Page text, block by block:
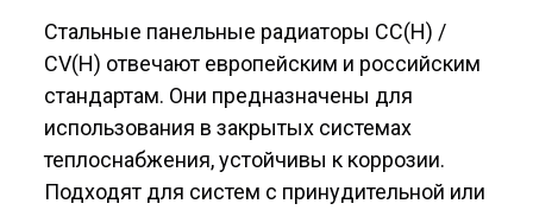
Стальные панельные радиаторы СС(Н) /
CV(H) отвечают европейским и российским
стандартам. Они предназначены для
использования в закрытых системах
теплоснабжения, устойчивы к коррозии.
Подходят для систем с принудительной или